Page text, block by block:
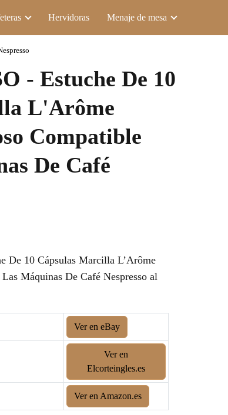
Hervidoras Menaje de mesa
- Estuche De 10
L'Arôme
Compatible
De Café
De 10 Cápsulas Marcilla L’Arôme
Máquinas De Café Nespresso al
Ver en eBay
Ver en
Elcorteingles.es
Ver en Amazon.es